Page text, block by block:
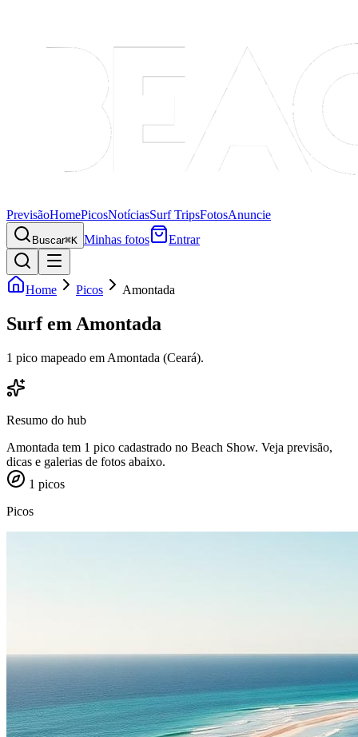
PrevisãoHomePicosNotíciasSurf TripsFotosAnuncie
Buscar⌘K Minhas fotos Entrar
Home Picos Amontada
Surf em Amontada
1 pico mapeado em Amontada (Ceará).
Resumo do hub
Amontada tem 1 pico cadastrado no Beach Show. Veja previsão,
dicas e galerias de fotos abaixo.
1 picos
Picos